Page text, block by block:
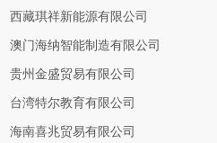
西藏琪祥新能源有限公司
澳门海纳智能制造有限公司
贵州金盛贸易有限公司
台湾特尔教育有限公司
海南喜兆贸易有限公司